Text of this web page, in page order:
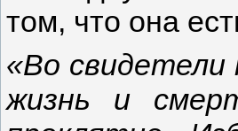
том, что она
«Во свидетели
жизнь и